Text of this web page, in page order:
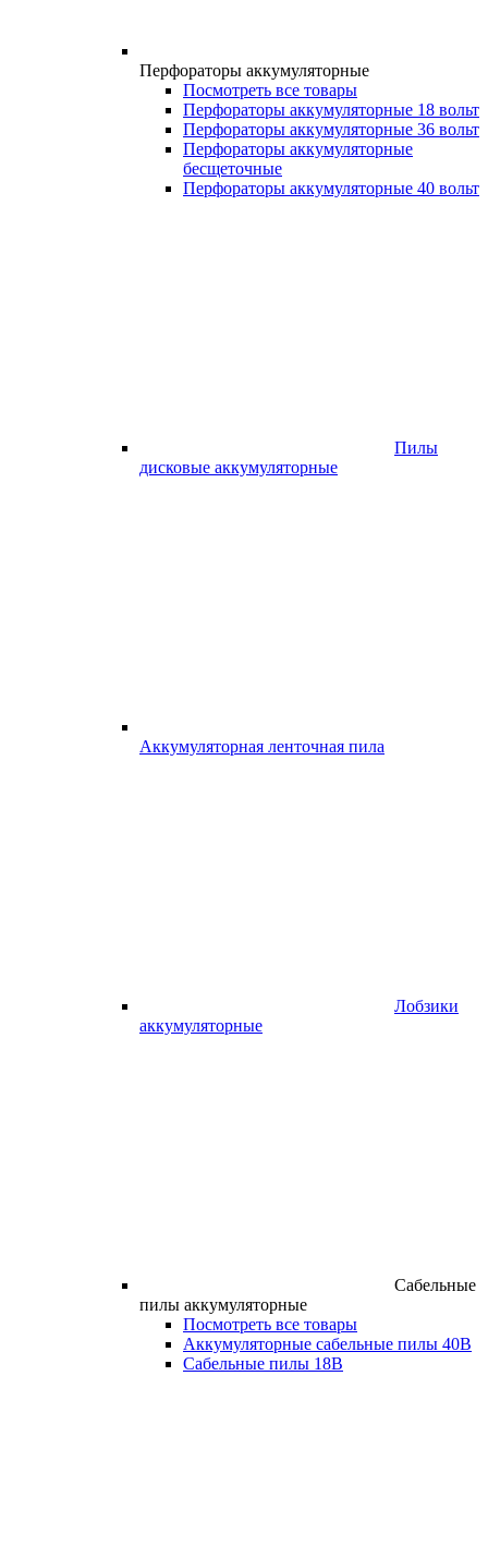
Перфораторы аккумуляторные
Посмотреть все товары
Перфораторы аккумуляторные 18 вольт
Перфораторы аккумуляторные 36 вольт
Перфораторы аккумуляторные
бесщеточные
Перфораторы аккумуляторные 40 вольт
Пилы
дисковые аккумуляторные
Аккумуляторная ленточная пила
Лобзики
аккумуляторные
Сабельные
пилы аккумуляторные
Посмотреть все товары
Аккумуляторные сабельные пилы 40В
Сабельные пилы 18В